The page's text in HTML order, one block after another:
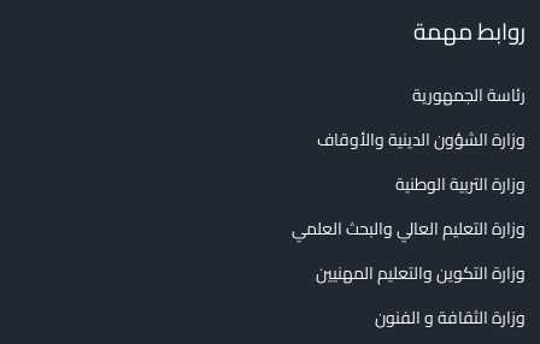
روابط مهمة
رئاسة الجمهورية
وزارة الشؤون الدينية والأوقاف
وزارة التربية الوطنية
وزارة التعليم العالي والبحث العلمي
وزارة التكوين والتعليم المهنيين
وزارة الثقافة و الفنون